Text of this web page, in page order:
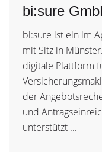
bi:sure
bi:sure ist ein im
mit Sitz in
digitale Plattform
der
und
unterstützt ...